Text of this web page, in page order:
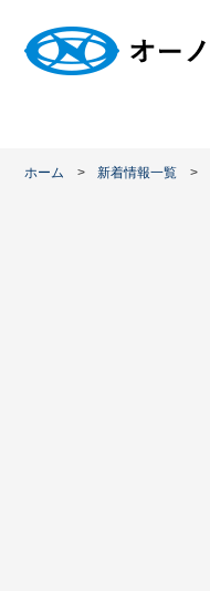
ホーム 新着情報一覧